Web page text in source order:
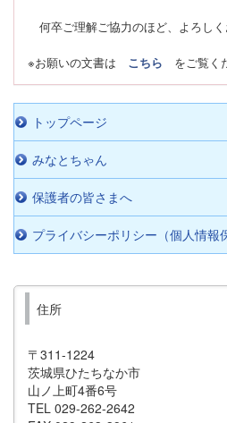
何卒ご理解ご協力のほど、よろしく
※お願いの文書は こちら をご覧く
トップページ
みなとちゃん
保護者の皆さまへ
プライバシーポリシー（個人情報
住所
〒311-1224
茨城県ひたちなか市
山ノ上町4番6号
TEL 029-262-2642